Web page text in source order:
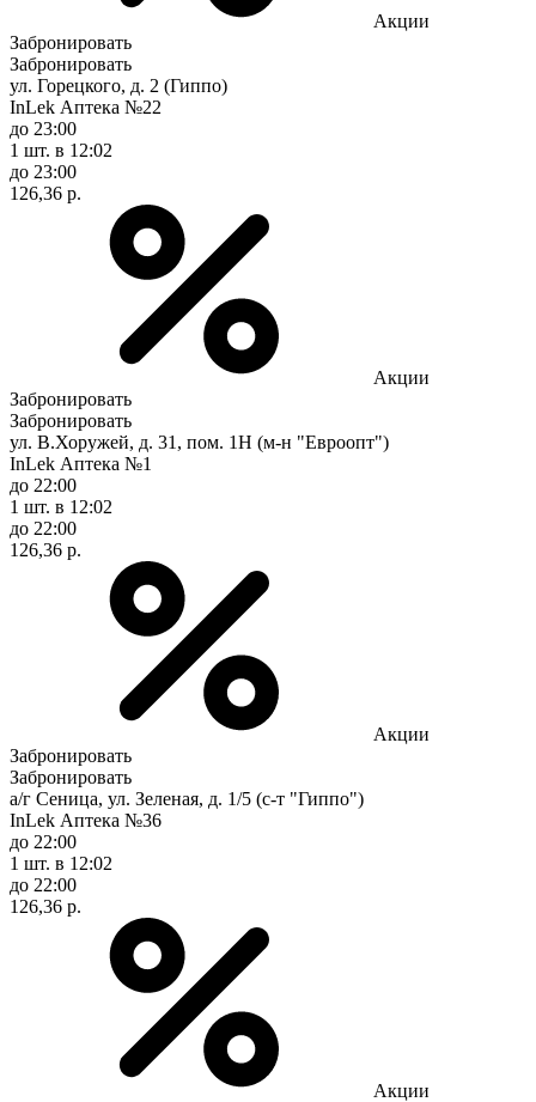
Акции
Забронировать
Забронировать
ул. Горецкого, д. 2 (Гиппо)
InLek Аптека №22
до 23:00
1 шт. в 12:02
до 23:00
126,36 р.
Акции
Забронировать
Забронировать
ул. В.Хоружей, д. 31, пом. 1Н (м-н "Евроопт")
InLek Аптека №1
до 22:00
1 шт. в 12:02
до 22:00
126,36 р.
Акции
Забронировать
Забронировать
а/г Сеница, ул. Зеленая, д. 1/5 (с-т "Гиппо")
InLek Аптека №36
до 22:00
1 шт. в 12:02
до 22:00
126,36 р.
Акции